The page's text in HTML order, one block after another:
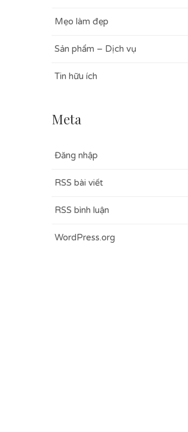
Mẹo làm đẹp
Sản phẩm – Dịch vụ
Tin hữu ích
Meta
Đăng nhập
RSS bài viết
RSS bình luận
WordPress.org